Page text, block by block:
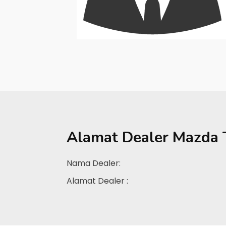
Alamat Dealer Mazda
Nama Dealer:
Alamat Dealer :